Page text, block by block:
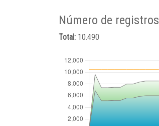
Número de registros
Total: 10.490